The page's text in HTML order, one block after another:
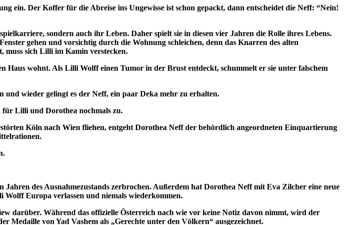
Der Koffer für die Abreise ins Ungewisse ist schon gepackt, dann entscheidet die Neff: “Nein!
sondern auch ihr Leben. Daher spielt sie in diesen vier Jahren die Rolle ihres Lebens.
gehen und vorsichtig durch die Wohnung schleichen, denn das Knarren des alten
muss sich Lilli im Kamin verstecken.
wohnt. Als Lilli Wolff einen Tumor in der Brust entdeckt, schummelt er sie unter falschem
wieder gelingt es der Neff, ein paar Deka mehr zu erhalten.
für Lilli und Dorothea nochmals zu.
Köln nach Wien fliehen, entgeht Dorothea Neff der behördlich angeordneten Einquartierung
des Ausnahmezustands zerbrochen. Außerdem hat Dorothea Neff mit Eva Zilcher eine neue
Europa verlassen und niemals wiederkommen.
darüber. Während das offizielle Österreich nach wie vor keine Notiz davon nimmt, wird der
Medaille von Yad Vashem als „Gerechte unter den Völkern“ ausgezeichnet.